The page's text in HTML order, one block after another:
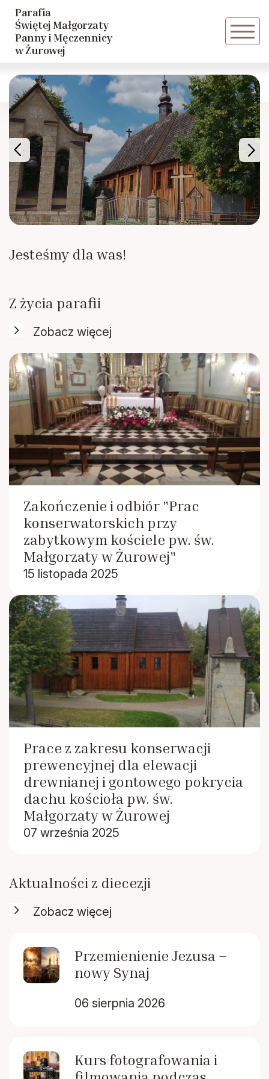
Parafia
Świętej Małgorzaty
Panny i Męczennicy
w Żurowej
Duszpasterze
Jesteśmy dla was!
Z życia parafii
Zobacz więcej
Zakończenie i odbiór "Prac
konserwatorskich przy
zabytkowym kościele pw. św.
Małgorzaty w Żurowej"
15 listopada 2025
Prace z zakresu konserwacji
prewencyjnej dla elewacji
drewnianej i gontowego pokrycia
dachu kościoła pw. św.
Małgorzaty w Żurowej
07 września 2025
Aktualności z diecezji
Zobacz więcej
Przemienienie Jezusa –
nowy Synaj
06 sierpnia 2026
Kurs fotografowania i